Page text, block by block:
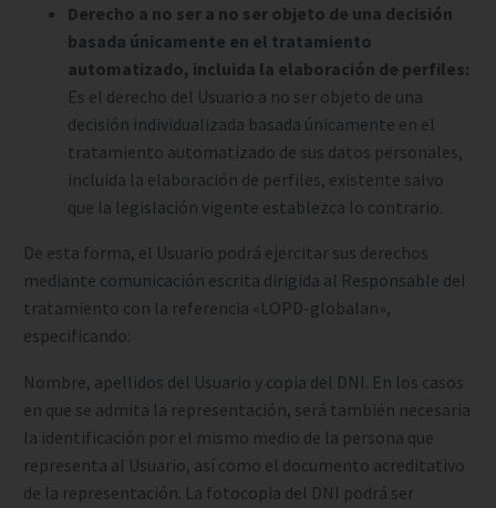
Derecho a no ser a no ser objeto de una decisión
basada únicamente en el tratamiento
automatizado, incluida la elaboración de perfiles:
Es el derecho del Usuario a no ser objeto de una
decisión individualizada basada únicamente en el
tratamiento automatizado de sus datos personales,
incluida la elaboración de perfiles, existente salvo
que la legislación vigente establezca lo contrario.
De esta forma, el Usuario podrá ejercitar sus derechos
mediante comunicación escrita dirigida al Responsable del
tratamiento con la referencia «LOPD-globalan»,
especificando:
Nombre, apellidos del Usuario y copia del DNI. En los casos
en que se admita la representación, será también necesaria
la identificación por el mismo medio de la persona que
representa al Usuario, así como el documento acreditativo
de la representación. La fotocopia del DNI podrá ser